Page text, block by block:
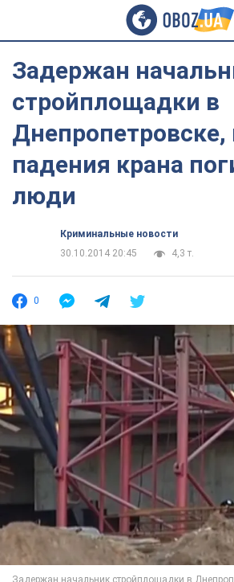
Задержан
стройплощадки в
Днепропетровске,
падения крана
люди
Криминальные новости
30.10.2014 20:45
4,3 т.
0